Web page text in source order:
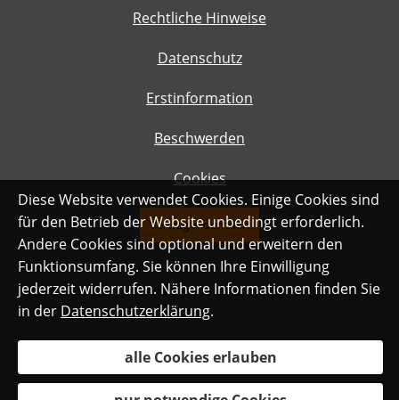
Rechtliche Hinweise
Datenschutz
Erstinformation
Beschwerden
Cookies
Vertrag widerrufen
Diese Website verwendet Cookies. Einige Cookies sind
für den Betrieb der Website unbedingt erforderlich.
Andere Cookies sind optional und erweitern den
Funktionsumfang. Sie können Ihre Einwilligung
jederzeit widerrufen. Nähere Informationen finden Sie
in der Datenschutzerklärung.
alle Cookies erlauben